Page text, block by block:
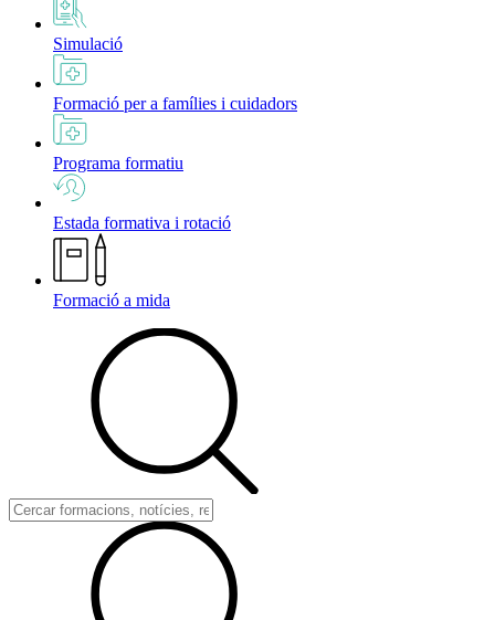
Simulació
Formació per a famílies i cuidadors
Programa formatiu
Estada formativa i rotació
Formació a mida